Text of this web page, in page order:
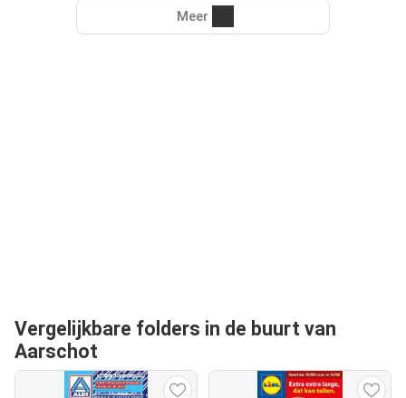
Meer
Vergelijkbare folders in de buurt van
Aarschot